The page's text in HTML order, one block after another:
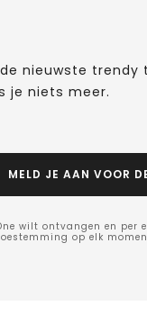
nieuwste trendy
je niets meer.
MELD JE AAN VOOR
wilt ontvangen en per
op elk